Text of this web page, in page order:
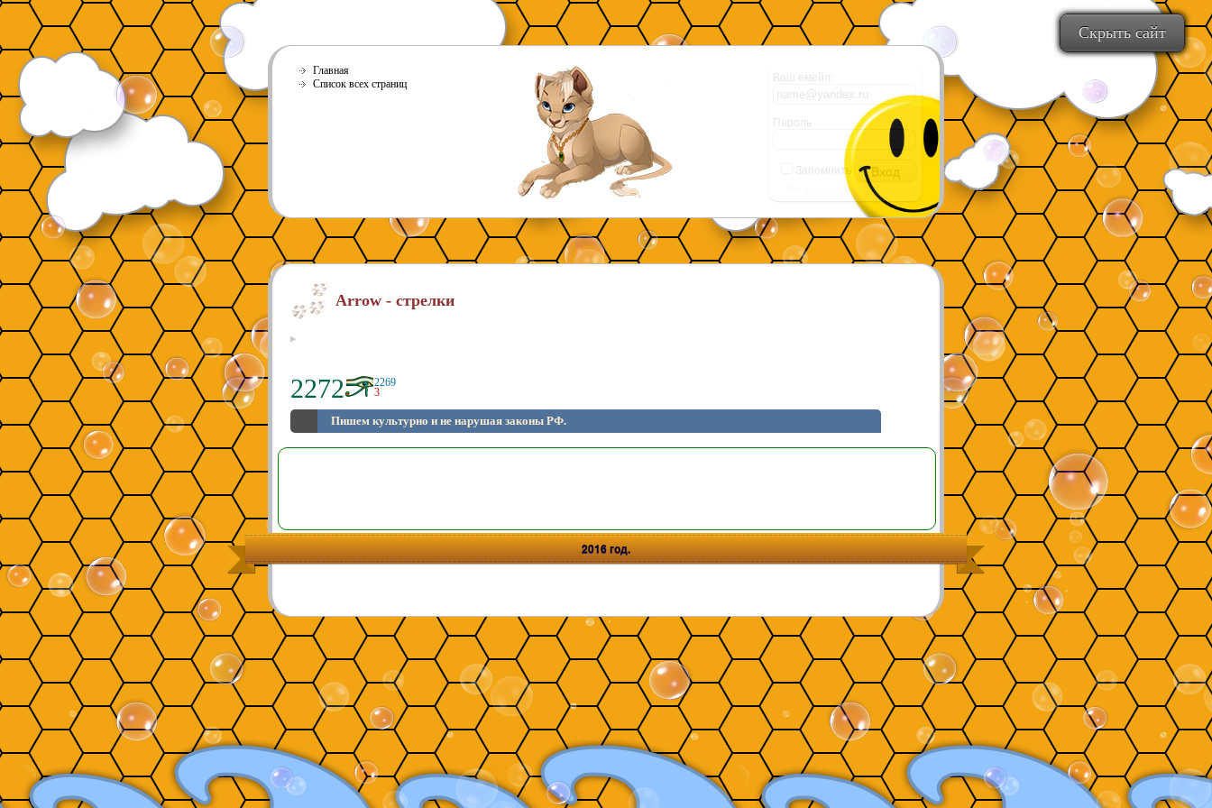
Скрыть сайт
Главная
Список всех страниц
Ваш емейл:
Пароль
Запомнить
Регистрация
Arrow - стрелки
2272 2269
3
Пишем культурно и не нарушая законы РФ.
2016 год.